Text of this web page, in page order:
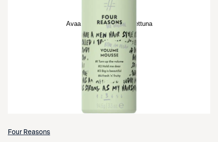
Avaa tuotekuva suurennettuna
Four Reasons